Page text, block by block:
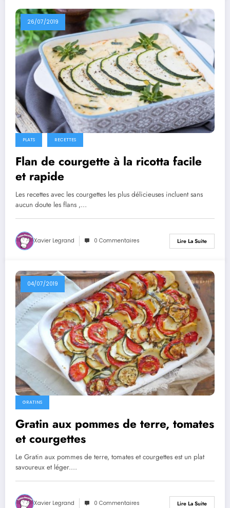
26/07/2019
PLATS RECETTES
Flan de courgette à la ricotta facile
et rapide
Les recettes avec les courgettes les plus délicieuses incluent sans
aucun doute les flans ,…
Xavier Legrand 0 Commentaires Lire La Suite
04/07/2019
GRATINS
Gratin aux pommes de terre, tomates
et courgettes
Le Gratin aux pommes de terre, tomates et courgettes est un plat
savoureux et léger.…
Xavier Legrand 0 Commentaires Lire La Suite